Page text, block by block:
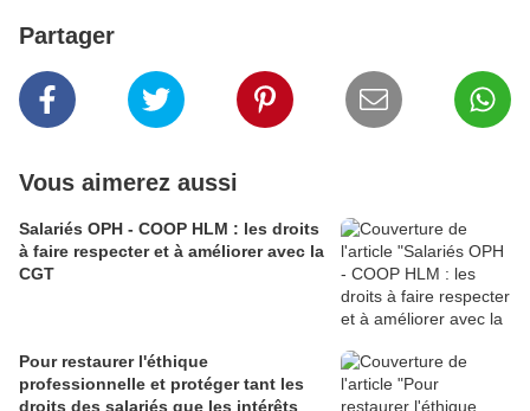
Partager
Vous aimerez aussi
Salariés OPH - COOP HLM : les droits
à faire respecter et à améliorer avec la
CGT
Pour restaurer l'éthique
professionnelle et protéger tant les
droits des salariés que les intérêts